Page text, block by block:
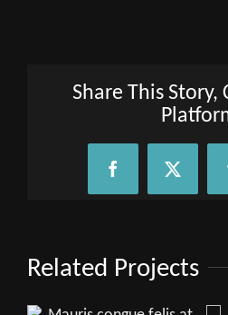
Share This Story,
FacebookX
Related Projects